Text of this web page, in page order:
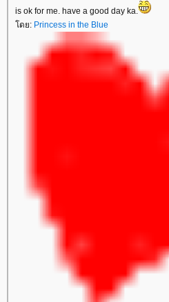
is ok for me. have a good day ka.
ดย: Princess in the Blue